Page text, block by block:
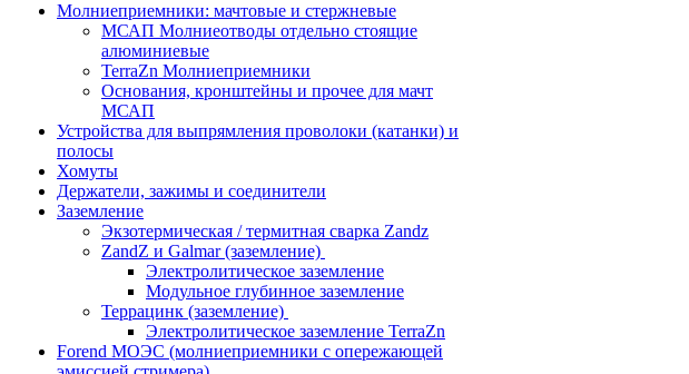
Молниеприемники: мачтовые и стержневые
МСАП Молниеотводы отдельно стоящие
алюминиевые
TerraZn Молниеприемники
Основания, кронштейны и прочее для мачт
МСАП
Устройства для выпрямления проволоки (катанки) и
полосы
Хомуты
Держатели, зажимы и соединители
Заземление
Экзотермическая / термитная сварка Zandz
ZandZ и Galmar (заземление)
Электролитическое заземление
Модульное глубинное заземление
Террацинк (заземление)
Электролитическое заземление TerraZn
Forend МОЭС (молниеприемники с опережающей